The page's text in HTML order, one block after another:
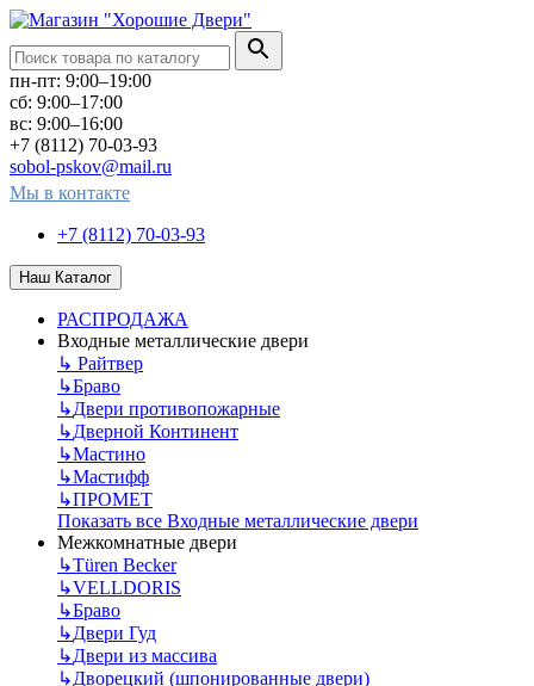
пн-пт: 9:00–19:00
сб: 9:00–17:00
вс: 9:00–16:00
+7 (8112) 70-03-93
sobol-pskov@mail.ru
Мы в контакте
+7 (8112) 70-03-93
Наш Каталог
РАСПРОДАЖА
Входные металлические двери
↳ Райтвер
↳Браво
↳Двери противопожарные
↳Дверной Континент
↳Мастино
↳Мастифф
↳ПРОМЕТ
Показать все Входные металлические двери
Межкомнатные двери
↳Türen Becker
↳VELLDORIS
↳Браво
↳Двери Гуд
↳Двери из массива
↳Дворецкий (шпонированные двери)